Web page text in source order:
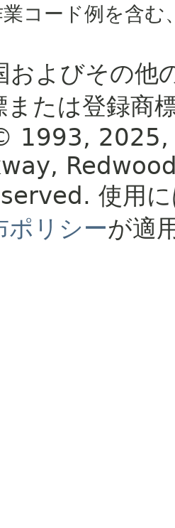
コード例を含
およびその
または登録商
1993, 2025,
使用
ポリシーが適